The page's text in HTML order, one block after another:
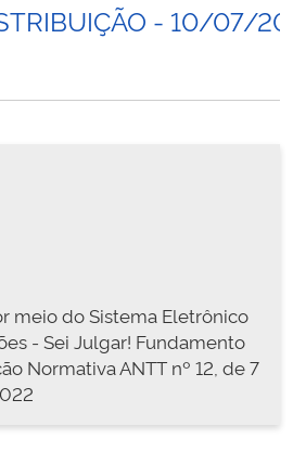
- 10/07/
meio do Sistema Eletrônico
- Sei Julgar! Fundamento
Normativa ANTT nº 12, de 7